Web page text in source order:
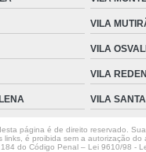
VILA
VILA
VILA
VILA
página é de direito reservado.
links, é proibida sem a autorização do
do Código Penal – Lei 9610/98 -